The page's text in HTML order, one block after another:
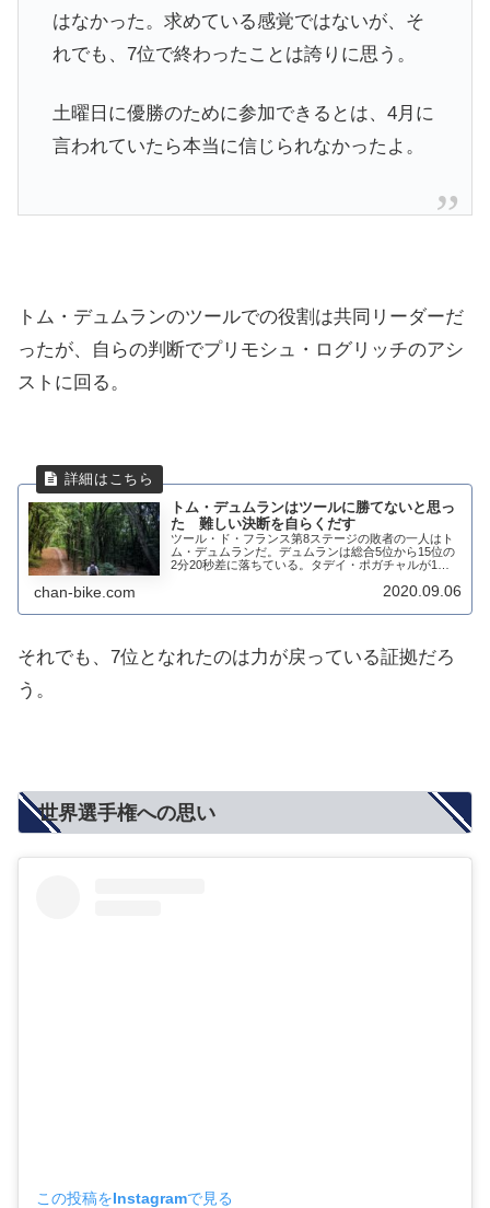
はなかった。求めている感覚ではないが、そ
れでも、7位で終わったことは誇りに思う。
土曜日に優勝のために参加できるとは、4月に
言われていたら本当に信じられなかったよ。
トム・デュムランのツールでの役割は共同リーダーだ
ったが、自らの判断でプリモシュ・ログリッチのアシ
ストに回る。
トム・デュムランはツールに勝てないと思っ
た 難しい決断を自らくだす
ツール・ド・フランス第8ステージの敗者の一人はト
ム・デュムランだ。デュムランは総合5位から15位の
2分20秒差に落ちている。タデイ・ポガチャルが1度
た。だが、トム・デュムランが先頭を引く必要があ...
chan-bike.com 2020.09.06
それでも、7位となれたのは力が戻っている証拠だろ
う。
世界選手権への思い
この投稿をInstagramで見る